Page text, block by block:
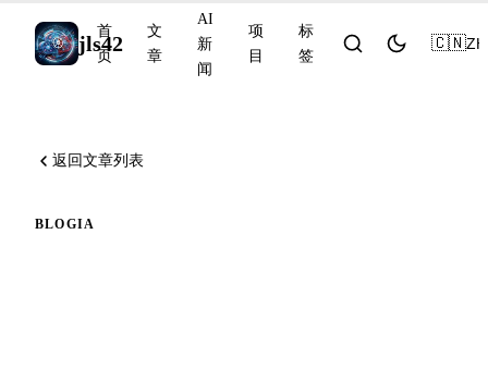
jls42
首
页
文
章
AI
新
闻
项
目
标
签
🇨🇳ZH
返回文章列表
BLOGIA